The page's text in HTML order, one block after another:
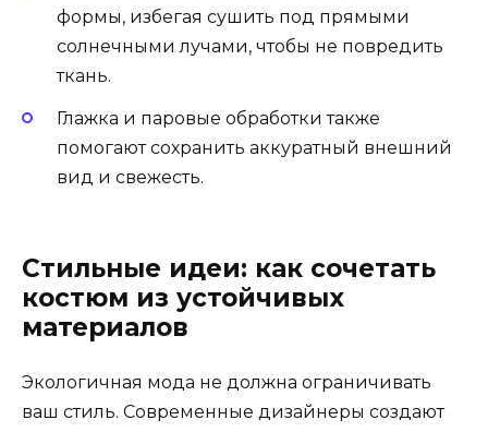
формы, избегая сушить под прямыми
солнечными лучами, чтобы не повредить
ткань.
Глажка и паровые обработки также
помогают сохранить аккуратный внешний
вид и свежесть.
Стильные идеи: как сочетать
костюм из устойчивых
материалов
Экологичная мода не должна ограничивать
ваш стиль. Современные дизайнеры создают